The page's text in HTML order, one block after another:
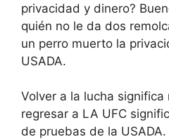
privacidad y dinero?
quién no le da dos
un perro muerto la
USADA.
Volver a la lucha significa
regresar a LA UFC
de pruebas de la